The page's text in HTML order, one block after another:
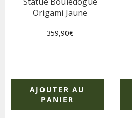
Origami Jaune
Prix
359,90€
AJOUTER AU
PANIER